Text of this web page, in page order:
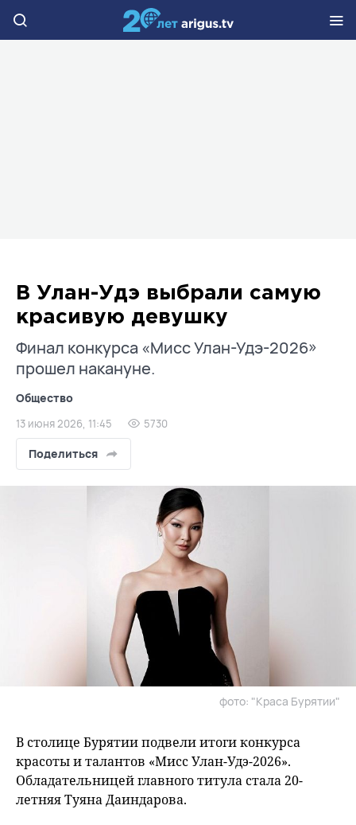
В Улан-Удэ выбрали самую
красивую девушку
Финал конкурса «Мисс Улан-Удэ-2026»
прошел накануне.
Общество
13 июня 2026, 11:45 5730
Поделиться
фото: "Краса Бурятии"
В столице Бурятии подвели итоги конкурса
красоты и талантов «Мисс Улан-Удэ-2026».
Обладательницей главного титула стала 20-
летняя Туяна Даиндарова.